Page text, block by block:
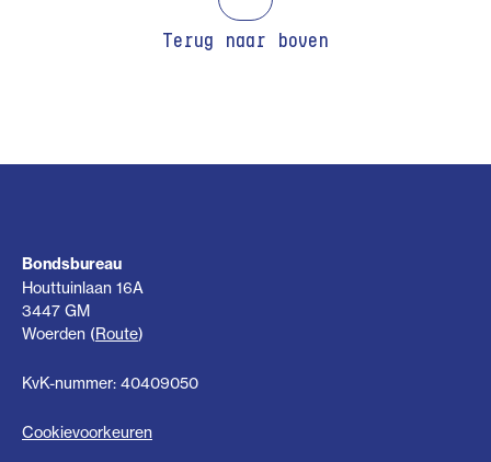
Terug naar boven
Bondsbureau
Houttuinlaan 16A
3447 GM
Woerden (Route)
KvK-nummer: 40409050
Cookievoorkeuren